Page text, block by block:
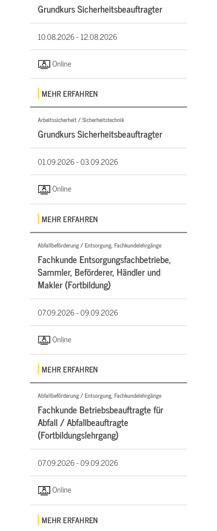
Grundkurs Sicherheitsbeauftragter
10.08.2026 -12.08.2026
Online
MEHR ERFAHREN
Arbeitssicherheit / Sicherheitstechnik
Grundkurs Sicherheitsbeauftragter
01.09.2026 -03.09.2026
Online
MEHR ERFAHREN
Abfallbeförderung / Entsorgung, Fachkundelehrgänge
Fachkunde Entsorgungsfachbetriebe,
Sammler, Beförderer, Händler und
Makler (Fortbildung)
07.09.2026 -09.09.2026
Online
MEHR ERFAHREN
Abfallbeförderung / Entsorgung, Fachkundelehrgänge
Fachkunde Betriebsbeauftragte für
Abfall / Abfallbeauftragte
(Fortbildungslehrgang)
07.09.2026 -09.09.2026
Online
MEHR ERFAHREN